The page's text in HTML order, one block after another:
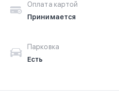
Оплата картой
Принимается
Парковка
Есть